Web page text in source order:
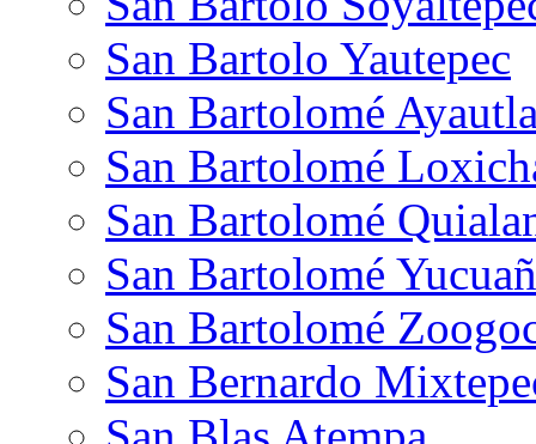
San Bartolo Yautepec
San Bartolomé
San Bartolomé
San Bartolomé
San Bartolomé
San Bartolomé
San Bernardo